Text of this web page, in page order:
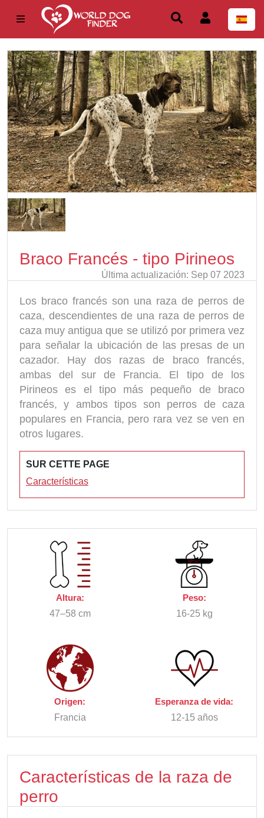
Braco Francés - tipo Pirineos
Última actualización: Sep 07 2023
Los braco francés son una raza de perros de
caza, descendientes de una raza de perros de
caza muy antigua que se utilizó por primera vez
para señalar la ubicación de las presas de un
cazador. Hay dos razas de braco francés,
ambas del sur de Francia. El tipo de los
Pirineos es el tipo más pequeño de braco
francés, y ambos tipos son perros de caza
populares en Francia, pero rara vez se ven en
otros lugares.
SUR CETTE PAGE
Características
Altura:
47–58 cm
Peso:
16-25 kg
Origen:
Francia
Esperanza de vida:
12-15 años
Características de la raza de
perro